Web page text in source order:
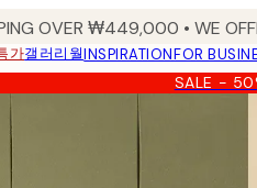
OVER ₩449,000 • WE
가갤러리월INSPIRATIONFOR
SALE -